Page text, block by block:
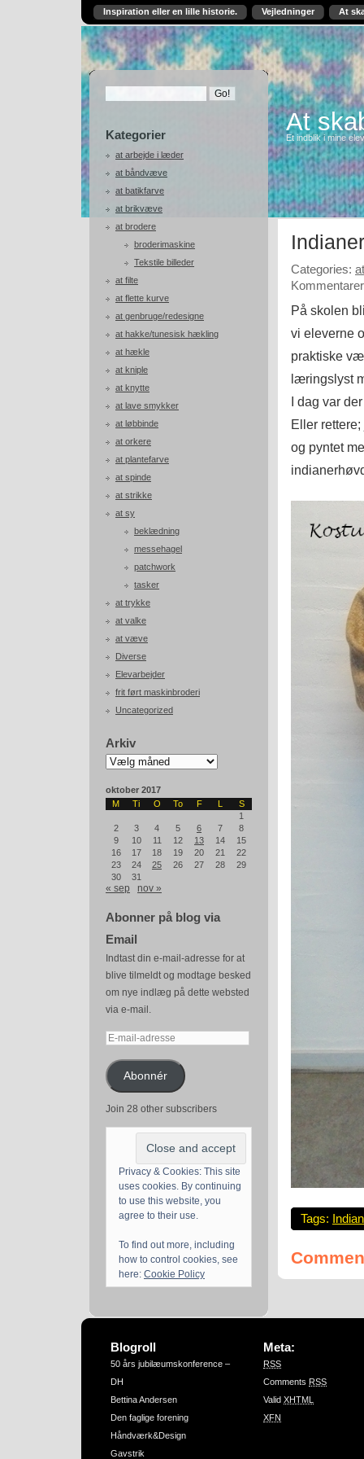
Inspiration eller en lille historie. Vejledninger At
Kategorier
at arbejde i læder
at båndvæve
at batikfarve
at brikvæve
at brodere
broderimaskine
Tekstile billeder
at filte
at flette kurve
at genbruge/redesigne
at hakke/tunesisk hækling
at hækle
at kniple
at knytte
at lave smykker
at løbbinde
at orkere
at plantefarve
at spinde
at strikke
at sy
beklædning
messehagel
patchwork
tasker
at trykke
at valke
at væve
Diverse
Elevarbejder
frit ført maskinbroderi
Uncategorized
Arkiv
Arkiv
oktober 2017
M
Ti O To F L
S
1
2
3 4 5 6 7
8
9
10 11 12 13 14
15
16
17 18 19 20 21
22
23
24 25 26 27 28
29
30
31
« sep nov »
Abonner på blog via
Email
Indtast din e-mail-adresse for at
blive tilmeldt og modtage besked
om nye indlæg på dette websted
via e-mail.
E-
adresseAbonnér
Join 28 other subscribers
Privacy & Cookies: This site
uses cookies. By continuing
to use this website, you
agree to their use.
To find out more, including
how to control cookies, see
here: Cookie Policy
At
Et indblik i mine
Categories:
På skolen
vi eleverne
praktiske
læringslyst
I dag var
Eller
og pyntet
Tags:
Blogroll
50 års jubilæumskonference –
DH
Bettina Andersen
Den faglige forening
Håndværk&Design
Gavstrik
Meta:
RSS
Comments RSS
Valid XHTML
XFN